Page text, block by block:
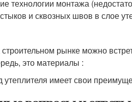
технологии монтажа
и сквозных швов в слое
рынке можно
это материалы :
имеет свои